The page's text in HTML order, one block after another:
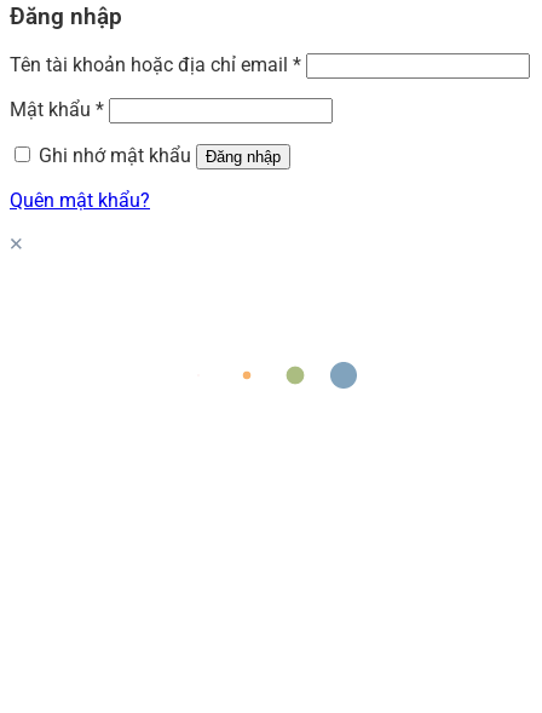
Đăng nhập
Tên tài khoản hoặc địa chỉ email *
Mật khẩu *
Ghi nhớ mật khẩu
Đăng nhập
Quên mật khẩu?